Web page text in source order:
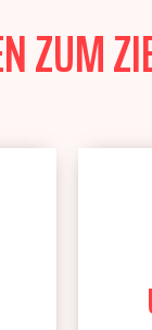
ZUM